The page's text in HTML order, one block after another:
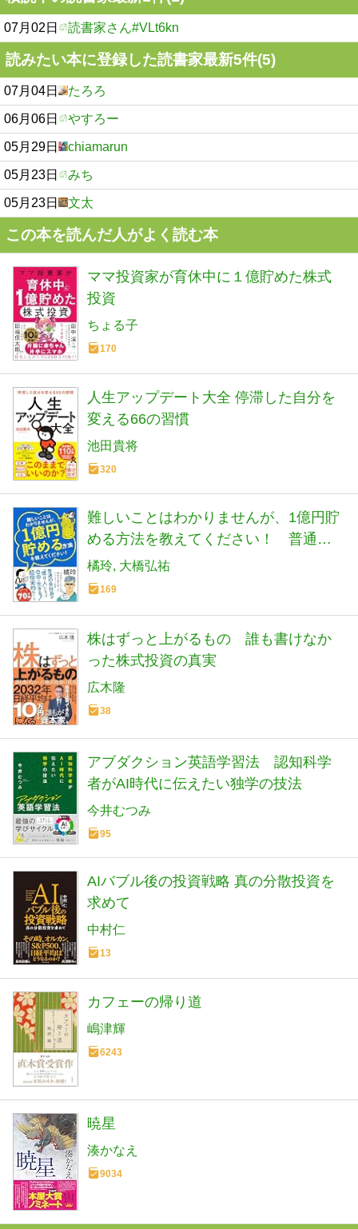
07月02日 読書家さん#VLt6kn
読みたい本に登録した読書家最新5件(5)
07月04日 たろろ
06月06日 やすろー
05月29日 chiamarun
05月23日 みち
05月23日 文太
この本を読んだ人がよく読む本
ママ投資家が育休中に１億貯めた株式
投資
ちょる子
170
人生アップデート大全 停滞した自分を
変える66の習慣
池田貴将
320
難しいことはわかりませんが、1億円貯
める方法を教えてください！ 普通の
会社員が「億り人」になって自由に生
きる超現実的ルート
橘玲 大橋弘祐
169
株はずっと上がるもの 誰も書けなか
った株式投資の真実
広木隆
38
アブダクション英語学習法 認知科学
者がAI時代に伝えたい独学の技法
今井むつみ
95
AIバブル後の投資戦略 真の分散投資を
求めて
中村仁
13
カフェーの帰り道
嶋津輝
6243
暁星
湊かなえ
9034